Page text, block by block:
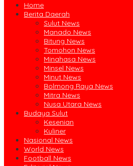
Home
Berita Daerah
Sulut News
Manado News
Bitung News
Tomohon News
Minahasa News
Minsel News
Minut News
Bolmong Raya News
Mitra News
Nusa Utara News
Budaya Sulut
Kesenian
Kuliner
Nasional News
World News
Football News